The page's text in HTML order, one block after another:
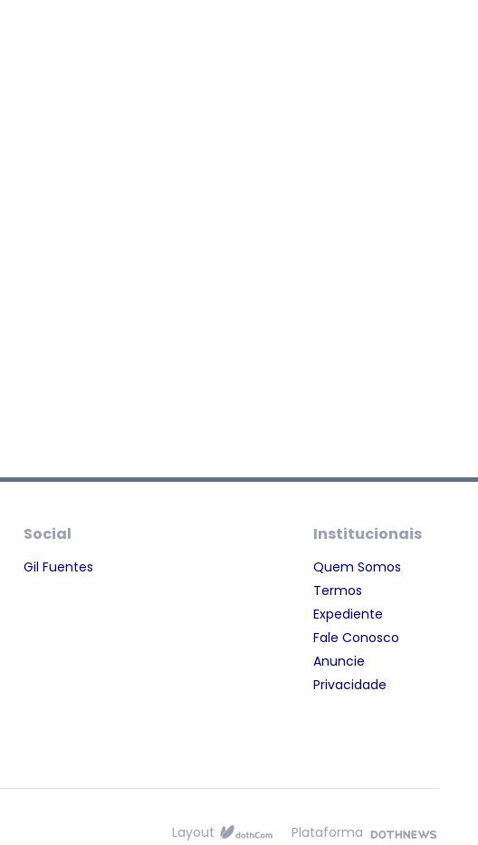
Social
Gil Fuentes
Institucionais
Quem Somos
Termos
Expediente
Fale Conosco
Anuncie
Privacidade
Layout Plataforma